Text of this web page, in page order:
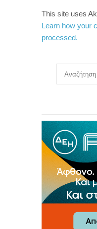
This site uses
Learn how your
processed.